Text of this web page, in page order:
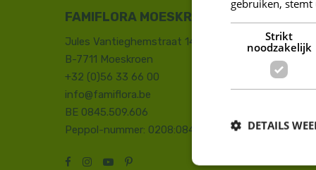
FAMIFLORA MOESKROEN
Jules Vantieghemstraat 14
B-7711 Moeskroen
+32 (0)56 33 66 00
info@famiflora.be
BE 0845.509.606
Peppol-nummer: 0208:0845509606
8660
+32
gebruiken,
Strikt
noodzakelijk
DETAILS